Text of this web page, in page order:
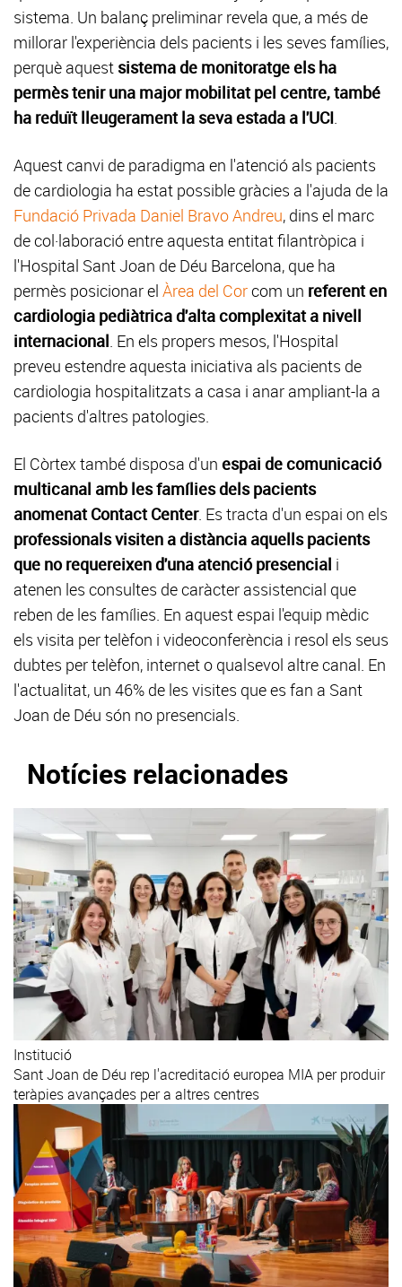
sistema. Un balanç preliminar revela que, a més de
millorar l'experiència dels pacients i les seves famílies,
perquè aquest sistema de monitoratge els ha
permès tenir una major mobilitat pel centre, també
ha reduït lleugerament la seva estada a l'UCI.
Aquest canvi de paradigma en l'atenció als pacients
de cardiologia ha estat possible gràcies a l'ajuda de la
Fundació Privada Daniel Bravo Andreu, dins el marc
de col·laboració entre aquesta entitat filantròpica i
l'Hospital Sant Joan de Déu Barcelona, que ha
permès posicionar el Àrea del Corcom un referent en
cardiologia pediàtrica d'alta complexitat a nivell
internacional. En els propers mesos, l'Hospital
preveu estendre aquesta iniciativa als pacients de
cardiologia hospitalitzats a casa i anar ampliant-la a
pacients d'altres patologies.
El Còrtex també disposa d'un espai de comunicació
multicanal amb les famílies dels pacients
anomenat Contact Center. Es tracta d'un espai on els
professionals visiten a distància aquells pacients
que no requereixen d'una atenció presencial i
atenen les consultes de caràcter assistencial que
reben de les famílies. En aquest espai l'equip mèdic
els visita per telèfon i videoconferència i resol els seus
dubtes per telèfon, internet o qualsevol altre canal. En
l'actualitat, un 46% de les visites que es fan a Sant
Joan de Déu són no presencials.
Notícies relacionades
Institució
Sant Joan de Déu rep l'acreditació europea MIA per produir
teràpies avançades per a altres centres